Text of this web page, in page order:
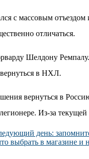
с массовым
отличаться.
Шелдону
в НХЛ.
вернуться в
Из-за
день:
выбрать в магазине и